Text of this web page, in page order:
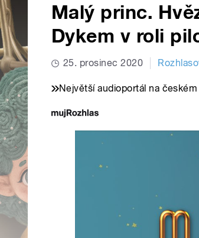
Malý princ.
Dykem v roli
25. prosinec 2020
Největší audioportál na